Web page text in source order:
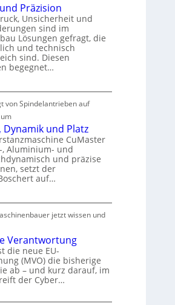
Präzision
Unsicherheit und
sind im
Lösungen gefragt, die
und technisch
sind. Diesen
begegnet…
von Spindelantrieben auf
und Platz
CuMaster
Aluminium- und
und präzise
setzt der
auf…
jetzt wissen und
Verantwortung
die neue EU-
(MVO) die bisherige
ab – und kurz darauf, im
der Cyber…